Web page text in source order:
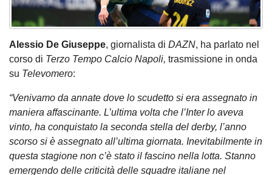
Alessio De Giuseppe, giornalista di DAZN, ha parlato nel
corso di Terzo Tempo Calcio Napoli, trasmissione in onda
su Televomero:
“Venivamo da annate dove lo scudetto si era assegnato in
maniera affascinante. L’ultima volta che l’Inter lo aveva
vinto, ha conquistato la seconda stella del derby, l’anno
scorso si è assegnato all’ultima giornata. Inevitabilmente in
questa stagione non c’è stato il fascino nella lotta. Stanno
emergendo delle criticità delle squadre italiane nel